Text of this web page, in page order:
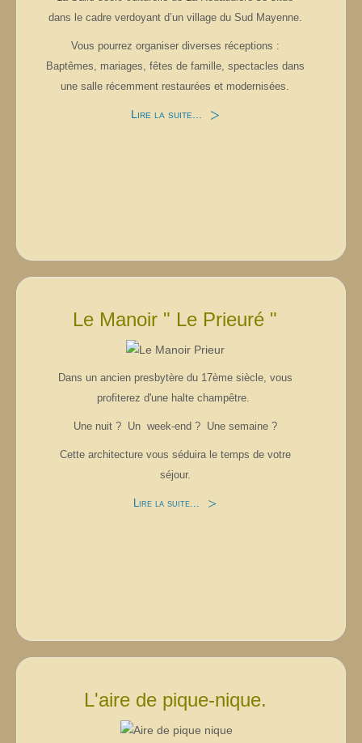
dans le cadre verdoyant d’un village du Sud Mayenne.
Vous pourrez organiser diverses réceptions :
Baptêmes, mariages, fêtes de famille, spectacles dans
une salle récemment restaurées et modernisées.
Lire la suite...
Le Manoir " Le Prieuré "
Dans un ancien presbytère du 17ème siècle, vous
profiterez d'une halte champêtre.
Une nuit ? Un week-end ? Une semaine ?
Cette architecture vous séduira le temps de votre
séjour.
Lire la suite...
L'aire de pique-nique.